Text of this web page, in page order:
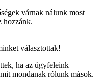
várnak nálunk most
hozzánk.
választottak!
ha az ügyfeleink
mondanak rólunk mások.